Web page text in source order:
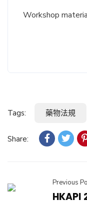
Workshop
Tags: 藥物法規
Share:
Previous
HKAPI